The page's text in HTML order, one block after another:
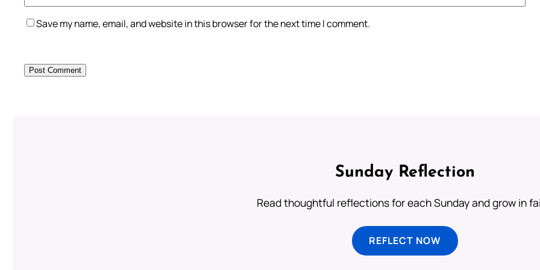
Save my name, email, and website in this browser for the next time I comment.
Sunday Reflection
Read thoughtful reflections for each Sunday and grow in
REFLECT NOW